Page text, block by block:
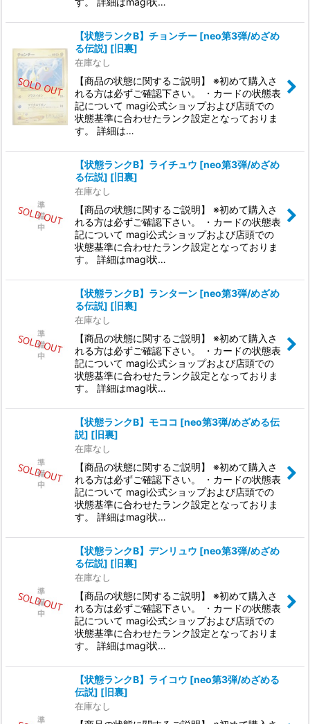
【状態ランクB】チョンチー [neo第3弾/めざめ
る伝説] [旧裏]
在庫なし
【商品の状態に関するご説明】 ※初めて購入さ
れる方は必ずご確認下さい。 ・カードの状態表
記について magi公式ショップおよび店頭での
状態基準に合わせたランク設定となっておりま
す。 詳細は…
【状態ランクB】ライチュウ [neo第3弾/めざめ
る伝説] [旧裏]
在庫なし
【商品の状態に関するご説明】 ※初めて購入さ
れる方は必ずご確認下さい。 ・カードの状態表
記について magi公式ショップおよび店頭での
状態基準に合わせたランク設定となっておりま
す。 詳細はmagi状…
【状態ランクB】ランターン [neo第3弾/めざめ
る伝説] [旧裏]
在庫なし
【商品の状態に関するご説明】 ※初めて購入さ
れる方は必ずご確認下さい。 ・カードの状態表
記について magi公式ショップおよび店頭での
状態基準に合わせたランク設定となっておりま
す。 詳細はmagi状…
【状態ランクB】モココ [neo第3弾/めざめる伝
説] [旧裏]
在庫なし
【商品の状態に関するご説明】 ※初めて購入さ
れる方は必ずご確認下さい。 ・カードの状態表
記について magi公式ショップおよび店頭での
状態基準に合わせたランク設定となっておりま
す。 詳細はmagi状…
【状態ランクB】デンリュウ [neo第3弾/めざめ
る伝説] [旧裏]
在庫なし
【商品の状態に関するご説明】 ※初めて購入さ
れる方は必ずご確認下さい。 ・カードの状態表
記について magi公式ショップおよび店頭での
状態基準に合わせたランク設定となっておりま
す。 詳細はmagi状…
【状態ランクB】ライコウ [neo第3弾/めざめる
伝説] [旧裏]
在庫なし